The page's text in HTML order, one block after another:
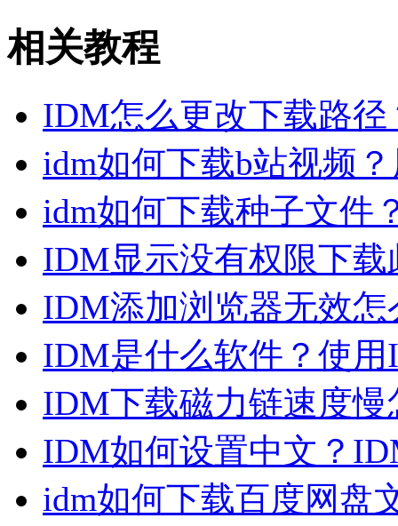
相关教程
IDM怎么更改下载路
idm如何下载b站视频
idm如何下载种子文件
IDM显示没有权限下
IDM添加浏览器无效
IDM是什么软件？使
IDM下载磁力链速度
IDM如何设置中文？
idm如何下载百度网盘